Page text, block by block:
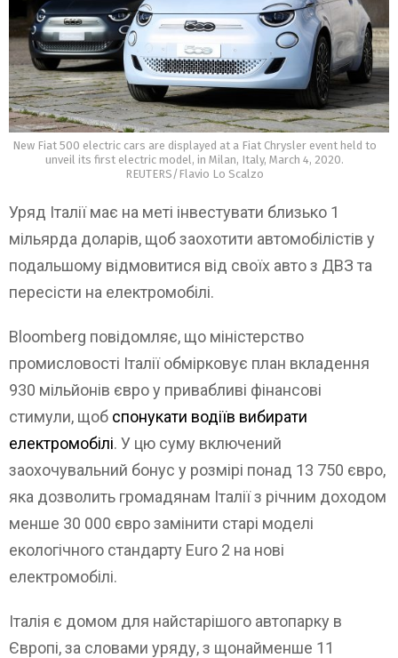
New Fiat 500 electric cars are displayed at a Fiat Chrysler event held to
unveil its first electric model, in Milan, Italy, March 4, 2020.
REUTERS/Flavio Lo Scalzo
Уряд Італії має на меті інвестувати близько 1
мільярда доларів, щоб заохотити автомобілістів у
подальшому відмовитися від своїх авто з ДВЗ та
пересісти на електромобілі.
Bloomberg повідомляє, що міністерство
промисловості Італії обмірковує план вкладення
930 мільйонів євро у привабливі фінансові
стимули, щоб спонукати водіїв вибирати
електромобілі. У цю суму включений
заохочувальний бонус у розмірі понад 13 750 євро,
яка дозволить громадянам Італії з річним доходом
менше 30 000 євро замінити старі моделі
екологічного стандарту Euro 2 на нові
електромобілі.
Італія є домом для найстарішого автопарку в
Європі, за словами уряду, з щонайменше 11